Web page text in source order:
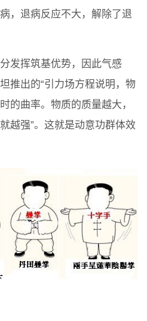
，退病反应不大，解除了退
发挥筑基优势，因此气感
推出的“引力场方程说明，物
的曲率。物质的质量越大，
越强”。这就是动意功群体效